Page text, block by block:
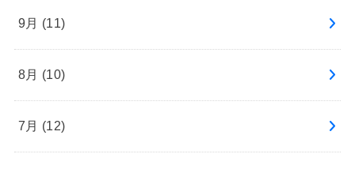
9月 (11)
8月 (10)
7月 (12)